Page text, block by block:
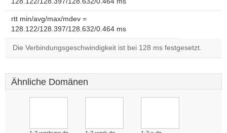
rtt min/avg/max/mdev =
128.122/128.397/128.632/0.464 ms
Die Verbindungsgeschwindigkeit ist bei 128 ms festgesetzt.
Ähnliche Domänen